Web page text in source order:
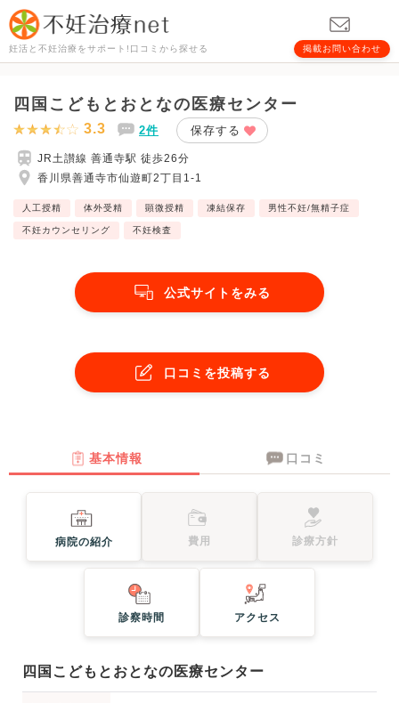
妊活と不妊治療をサポート!口コミから探せる 掲載お問い合わせ
四国こどもとおとなの医療センター
3.3 2件 保存する
JR土讃線 善通寺駅 徒歩26分
香川県善通寺市仙遊町2丁目1-1
人工授精 体外受精 顕微授精 凍結保存 男性不妊/無精子症
不妊カウンセリング 不妊検査
公式サイトをみる
口コミを投稿する
基本情報 口コミ
病院の紹介 費用 診療方針
診察時間 アクセス
四国こどもとおとなの医療センター